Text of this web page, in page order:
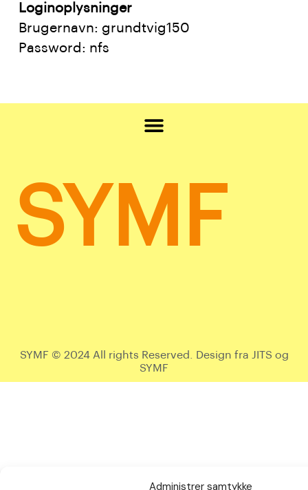
Administrer samtykke
Loginoplysninger
Brugernavn: grundtvig150
Password: nfs
SYMF
SYMF © 2024 All rights Reserved. Design fra JITS og
SYMF